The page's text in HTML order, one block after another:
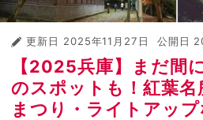
更新日 2025年11月27日 公開日
【2025兵庫】まだ間
のスポットも！紅葉
まつり・ライトアッ